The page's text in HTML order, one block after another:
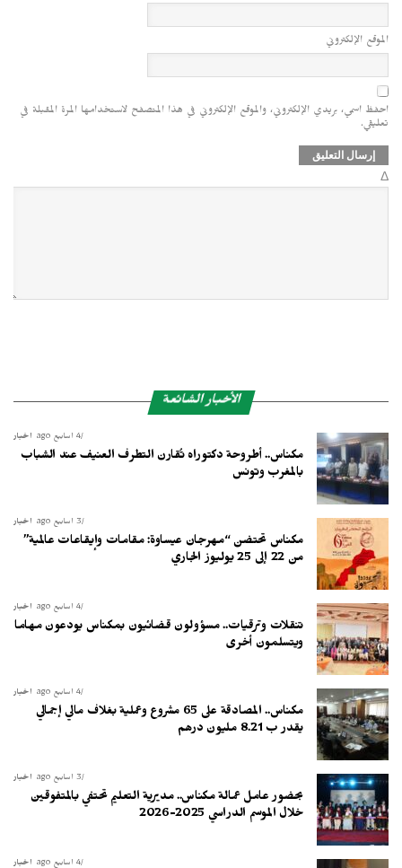
الموقع الإلكتروني
احفظ اسمي، بريدي الإلكتروني، والموقع الإلكتروني في هذا المتصفح لاستخدامها المرة المقبلة في
تعليقي.
Δ
الأخبار الشائعة
أخبار 4 أسابيع ago
مكناس.. أطروحة دكتوراه تُقارن التطرف العنيف عند الشباب
بالمغرب وتونس
أخبار 3 أسابيع ago
مكناس تحتضن “مهرجان عيساوة: مقامات وإيقاعات عالمية”
من 22 إلى 25 يوليوز الجاري
أخبار 4 أسابيع ago
تنقلات وترقيات.. مسؤولون قضائيون بمكناس يودعون مهاما
ويتسلمون أخرى
أخبار 4 أسابيع ago
مكناس.. المصادقة على 65 مشروع وعملية بغلاف مالي إجمالي
يقدر ب 8.21 مليون درهم
أخبار 3 أسابيع ago
بحضور عامل عمالة مكناس.. مديرية التعليم تحتفي بالمتفوقين
خلال الموسم الدراسي 2025-2026
أخبار 4 أسابيع ago